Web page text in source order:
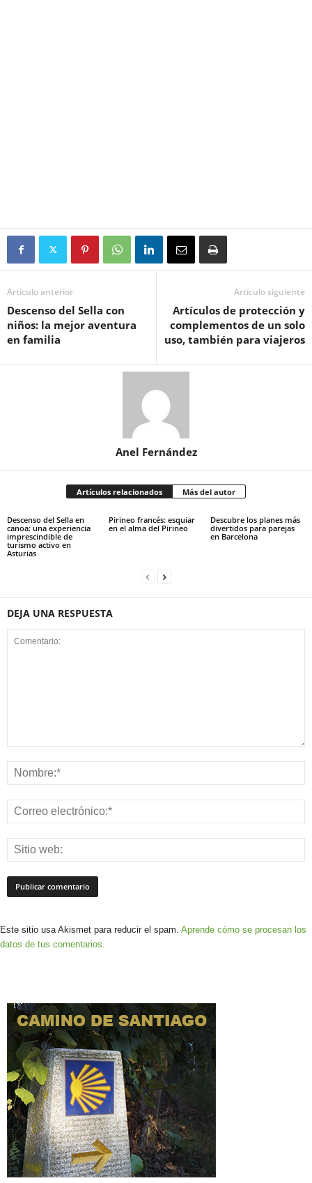
Artículo anterior
Descenso del Sella con
niños: la mejor aventura
en familia
Artículo siguiente
Artículos de protección y
complementos de un solo
uso, también para viajeros
Anel Fernández
Artículos relacionados Más del autor
Descenso del Sella en
canoa: una experiencia
imprescindible de
turismo activo en
Asturias
Pirineo francés: esquiar
en el alma del Pirineo
Descubre los planes más
divertidos para parejas
en Barcelona
DEJA UNA RESPUESTA
Este sitio usa Akismet para reducir el spam. Aprende cómo se procesan los
datos de tus comentarios.